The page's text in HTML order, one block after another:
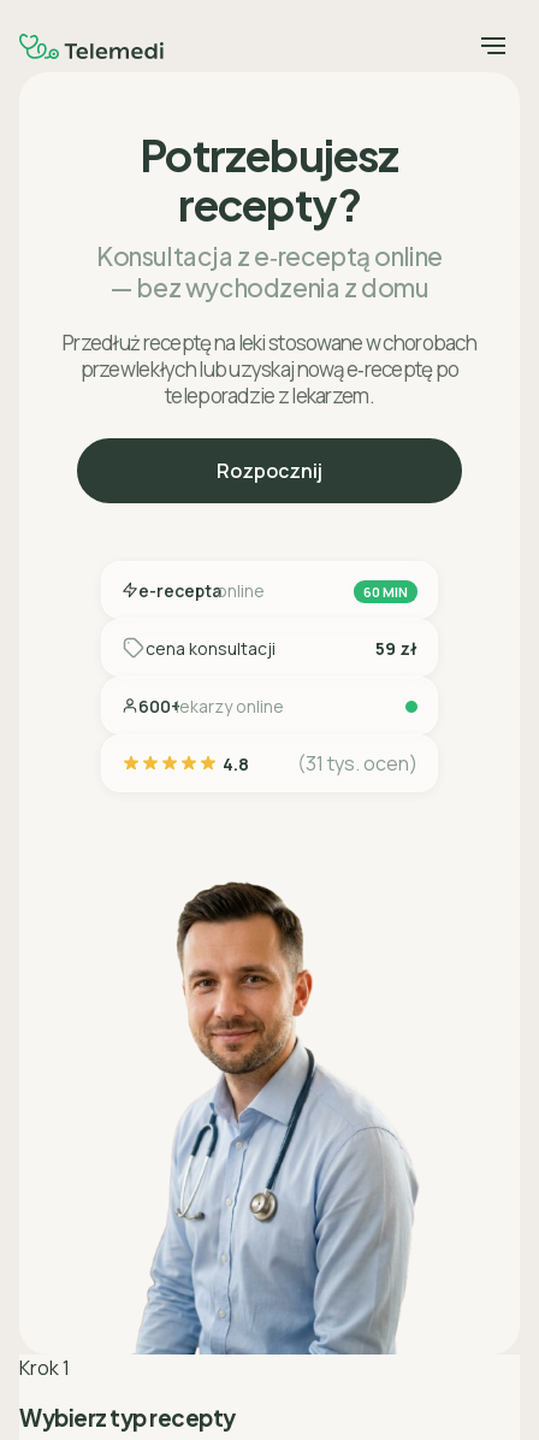
Potrzebujesz
recepty?
Konsultacja z e‑receptą online
— bez wychodzenia z domu
Przedłuż receptę na leki stosowane w chorobach
przewlekłych lub uzyskaj nową e‑receptę po
teleporadzie z lekarzem.
Rozpocznij
e-receptaonline 60 MIN
cena konsultacji 59 zł
600+lekarzy online
4.8 (31 tys. ocen)